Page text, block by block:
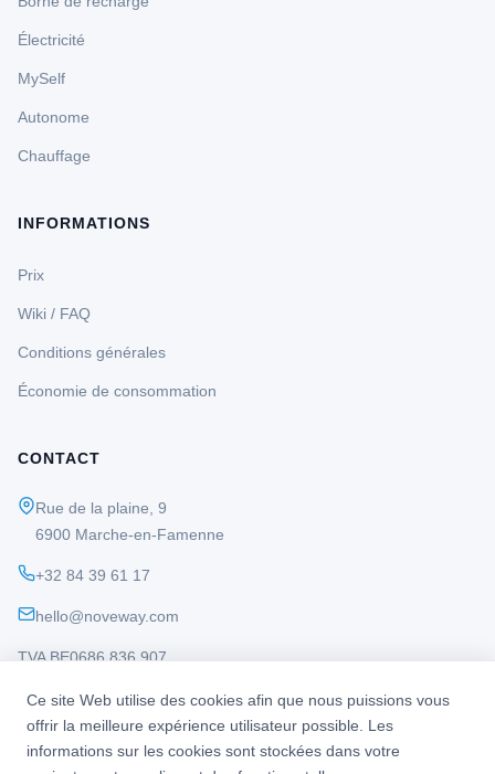
Électricité
MySelf
Autonome
Chauffage
INFORMATIONS
Prix
Wiki / FAQ
Conditions générales
Économie de consommation
CONTACT
Rue de la plaine, 9
6900 Marche-en-Famenne
+32 84 39 61 17
hello@noveway.com
TVA BE0686 836 907
Ce site Web utilise des cookies afin que nous puissions vous
offrir la meilleure expérience utilisateur possible. Les
informations sur les cookies sont stockées dans votre